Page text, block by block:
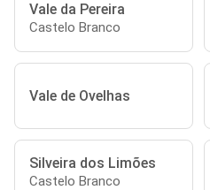
Vale da Pereira
Castelo Branco
Vale de Ovelhas
Silveira dos Limões
Castelo Branco